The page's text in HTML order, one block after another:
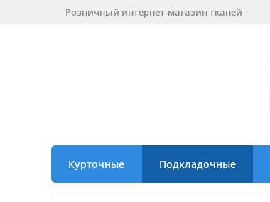
Розничный интернет-магазин тканей
Курточные Подкладочные